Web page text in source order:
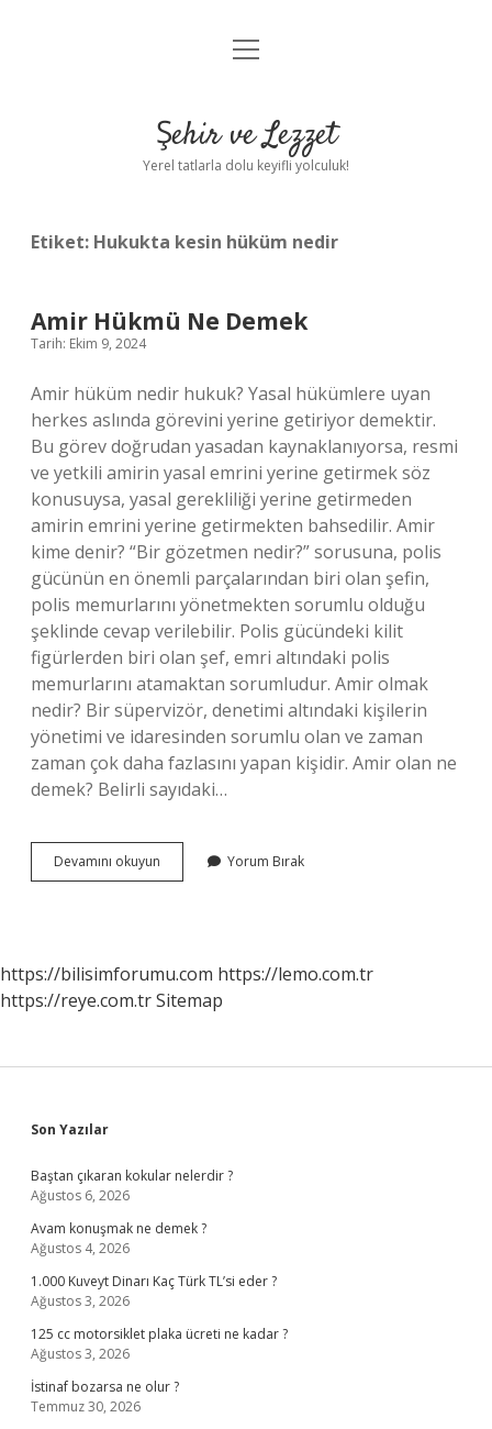
Anasayfa
Yasal Uyarı
menüyü
Şehir ve Lezzet
Yerel tatlarla dolu keyifli yolculuk!
Etiket: Hukukta kesin hüküm nedir
Amir Hükmü Ne Demek
Tarih: Ekim 9, 2024
Amir hüküm nedir hukuk? Yasal hükümlere uyan
herkes aslında görevini yerine getiriyor demektir.
Bu görev doğrudan yasadan kaynaklanıyorsa, resmi
ve yetkili amirin yasal emrini yerine getirmek söz
konusuysa, yasal gerekliliği yerine getirmeden
amirin emrini yerine getirmekten bahsedilir. Amir
kime denir? “Bir gözetmen nedir?” sorusuna, polis
gücünün en önemli parçalarından biri olan şefin,
polis memurlarını yönetmekten sorumlu olduğu
şeklinde cevap verilebilir. Polis gücündeki kilit
figürlerden biri olan şef, emri altındaki polis
memurlarını atamaktan sorumludur. Amir olmak
nedir? Bir süpervizör, denetimi altındaki kişilerin
yönetimi ve idaresinden sorumlu olan ve zaman
zaman çok daha fazlasını yapan kişidir. Amir olan ne
demek? Belirli sayıdaki…
Devamını okuyun
Hükmü
Yorum Bırak
https://bilisimforumu.com https://lemo.com.tr
https://reye.com.trSitemap
Sidebar
Son Yazılar
Baştan çıkaran kokular nelerdir ?
Ağustos 6, 2026
Avam konuşmak ne demek ?
Ağustos 4, 2026
1.000 Kuveyt Dinarı Kaç Türk TL’si eder ?
Ağustos 3, 2026
125 cc motorsiklet plaka ücreti ne kadar ?
Ağustos 3, 2026
İstinaf bozarsa ne olur ?
Temmuz 30, 2026